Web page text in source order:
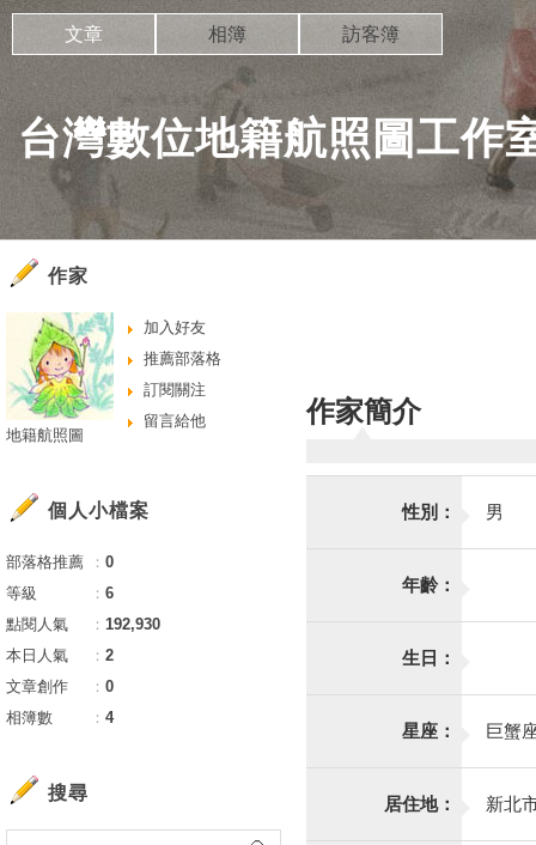
台灣數位地籍航照圖工作
文章 相簿 訪客簿
作家簡介
性別： 男
年齡：
生日：
星座： 巨蟹
居住地： 新北
作家
加入好友
推薦部落格
訂閱關注
留言給他
地籍航照圖
個人小檔案
部落格推薦 ： 0
等級
： 6
點閱人氣
： 192,930
本日人氣
： 2
文章創作
： 0
相簿數
： 4
搜尋